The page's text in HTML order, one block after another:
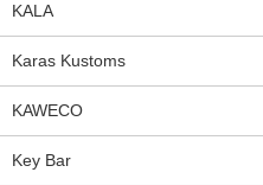
KALA
Karas Kustoms
KAWECO
Key Bar